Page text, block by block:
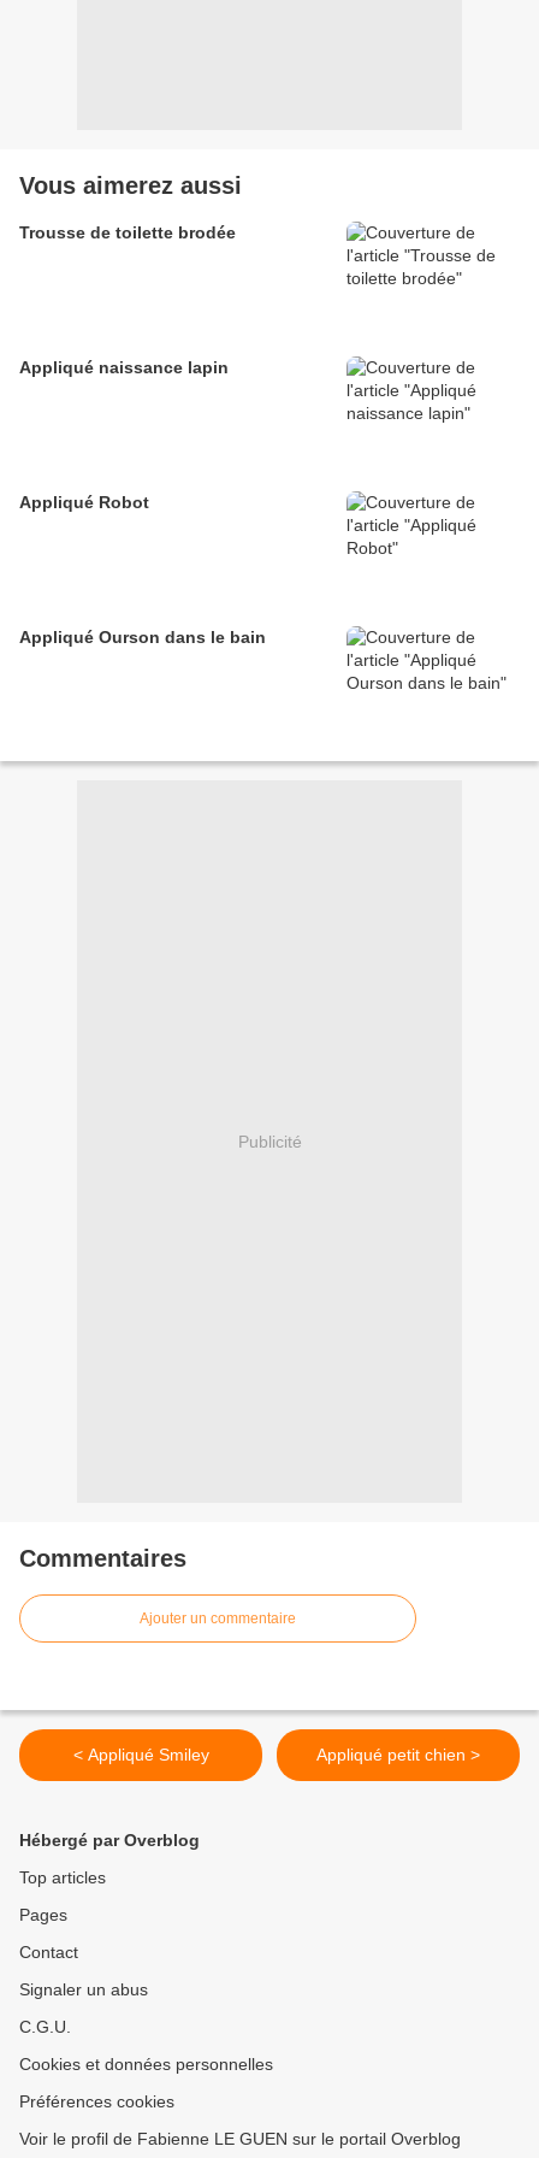
Vous aimerez aussi
Trousse de toilette brodée
Appliqué naissance lapin
Appliqué Robot
Appliqué Ourson dans le bain
Publicité
Commentaires
Ajouter un commentaire
< Appliqué Smiley Appliqué petit chien >
Hébergé par Overblog
Top articles
Pages
Contact
Signaler un abus
C.G.U.
Cookies et données personnelles
Préférences cookies
Voir le profil de Fabienne LE GUEN sur le portail Overblog